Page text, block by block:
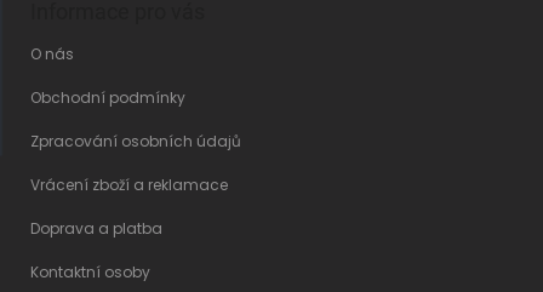
O nás
Obchodní podmínky
Zpracování osobních údajů
Vrácení zboží a reklamace
Doprava a platba
Kontaktní osoby